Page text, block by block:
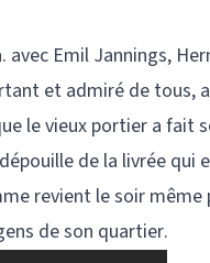
Emil Jannings,
et admiré de tous,
le vieux portier a fait
de la livrée
revient le soir
de son quartier.